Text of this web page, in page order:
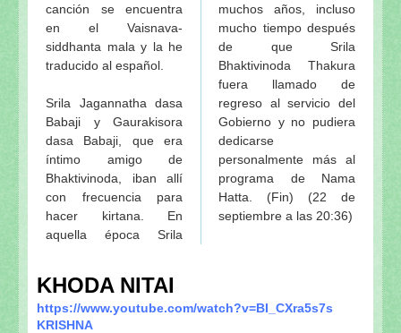
canción se encuentra
en el Vaisnava-
siddhanta mala y la he
traducido al español.
Srila Jagannatha dasa
Babaji y Gaurakisora
dasa Babaji, que era
íntimo amigo de
Bhaktivinoda, iban allí
con frecuencia para
hacer kirtana. En
aquella época Srila
muchos años, incluso
mucho tiempo después
de que Srila
Bhaktivinoda Thakura
fuera llamado de
regreso al servicio del
Gobierno y no pudiera
dedicarse
personalmente más al
programa de Nama
Hatta. (Fin) (22 de
septiembre a las 20:36)
KHODA NITAI
https://www.youtube.com/watch?v=BI_CXra5s7s
KRISHNA